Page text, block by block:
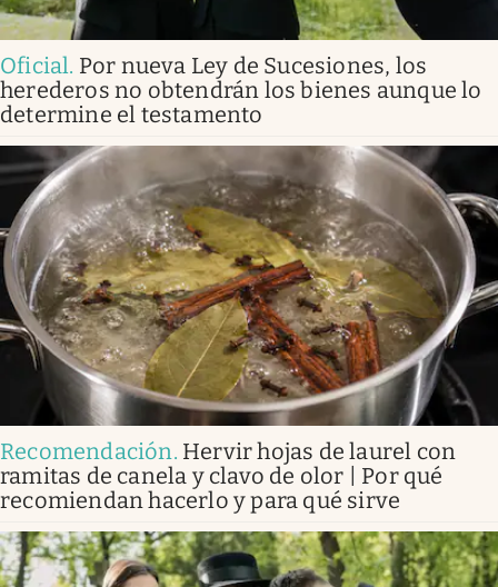
Oficial. Por nueva Ley de Sucesiones, los
herederos no obtendrán los bienes aunque lo
determine el testamento
Recomendación. Hervir hojas de laurel con
ramitas de canela y clavo de olor | Por qué
recomiendan hacerlo y para qué sirve